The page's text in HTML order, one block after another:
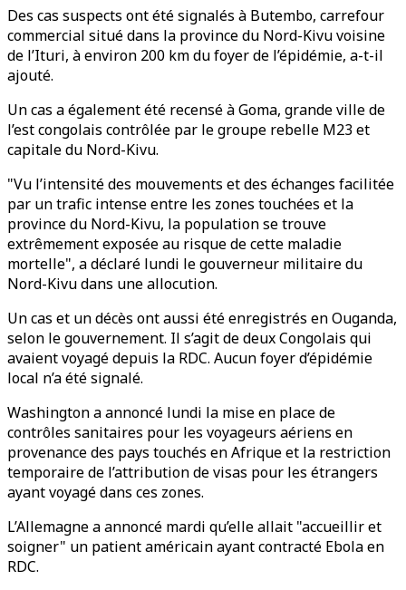
Des cas suspects ont été signalés à Butembo, carrefour
commercial situé dans la province du Nord-Kivu voisine
de l’Ituri, à environ 200 km du foyer de l’épidémie, a-t-il
ajouté.
Un cas a également été recensé à Goma, grande ville de
l’est congolais contrôlée par le groupe rebelle M23 et
capitale du Nord-Kivu.
"Vu l’intensité des mouvements et des échanges facilitée
par un trafic intense entre les zones touchées et la
province du Nord-Kivu, la population se trouve
extrêmement exposée au risque de cette maladie
mortelle", a déclaré lundi le gouverneur militaire du
Nord-Kivu dans une allocution.
Un cas et un décès ont aussi été enregistrés en Ouganda,
selon le gouvernement. Il s’agit de deux Congolais qui
avaient voyagé depuis la RDC. Aucun foyer d’épidémie
local n’a été signalé.
Washington a annoncé lundi la mise en place de
contrôles sanitaires pour les voyageurs aériens en
provenance des pays touchés en Afrique et la restriction
temporaire de l’attribution de visas pour les étrangers
ayant voyagé dans ces zones.
L’Allemagne a annoncé mardi qu’elle allait "accueillir et
soigner" un patient américain ayant contracté Ebola en
RDC.